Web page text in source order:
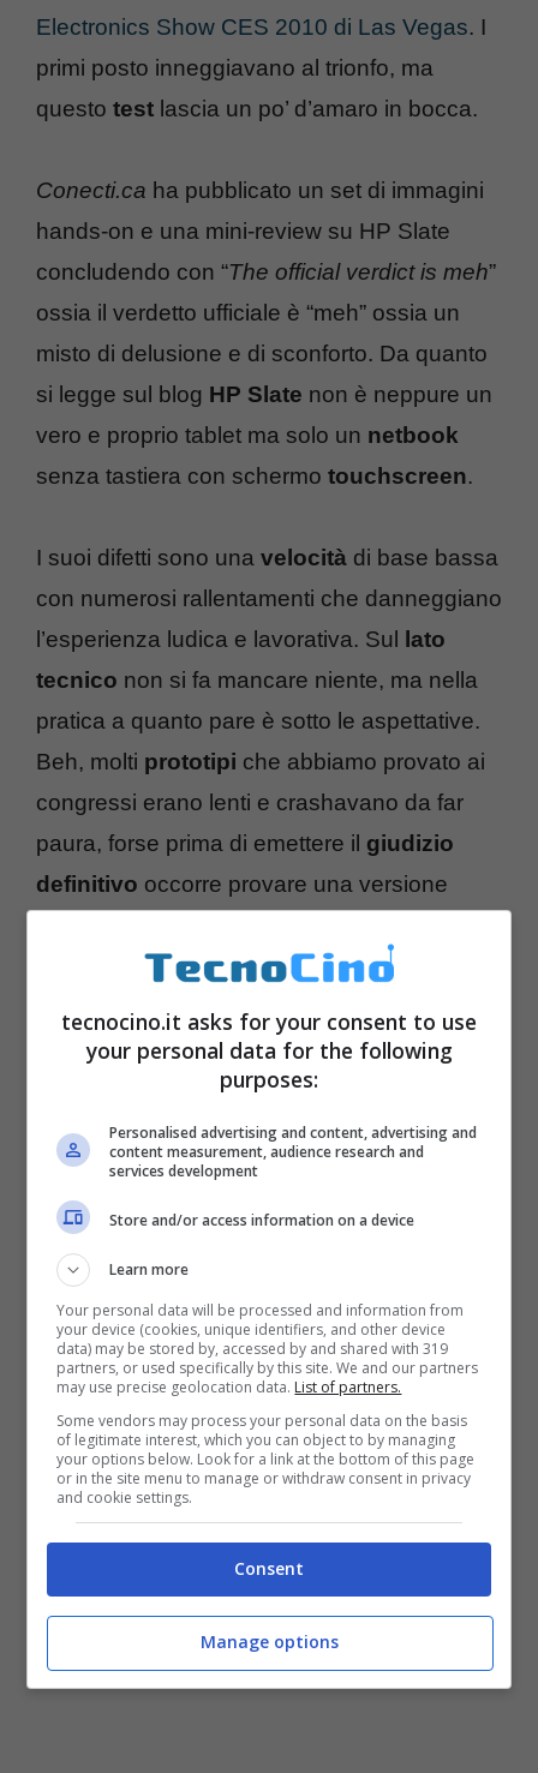
Electronics Show CES 2010 di Las Vegas. I
primi posto inneggiavano al trionfo, ma
questo test lascia un po’ d’amaro in bocca.
Conecti.ca ha pubblicato un set di immagini
hands-on e una mini-review su HP Slate
concludendo con “The official verdict is meh”
ossia il verdetto ufficiale è “meh” ossia un
misto di delusione e di sconforto. Da quanto
si legge sul blog HP Slate non è neppure un
vero e proprio tablet ma solo un netbook
senza tastiera con schermo touchscreen.
I suoi difetti sono una velocità di base bassa
con numerosi rallentamenti che danneggiano
l’esperienza ludica e lavorativa. Sul lato
tecnico non si fa mancare niente, ma nella
pratica a quanto pare è sotto le aspettative.
Beh, molti prototipi che abbiamo provato ai
congressi erano lenti e crashavano da far
paura, forse prima di emettere il giudizio
definitivo occorre provare una versione
lascia un po’…meh
tecnocino.it asks for your consent to use
your personal data for the following
purposes:
Personalised advertising and content, advertising and
content measurement, audience research and
services development
Store and/or access information on a device
Learn more
Your personal data will be processed and information from
your device (cookies, unique identifiers, and other device
data) may be stored by, accessed by and shared with 319
partners, or used specifically by this site. We and our partners
may use precise geolocation data. List of partners.
Some vendors may process your personal data on the basis
of legitimate interest, which you can object to by managing
your options below. Look for a link at the bottom of this page
or in the site menu to manage or withdraw consent in privacy
and cookie settings.
Consent
Manage options